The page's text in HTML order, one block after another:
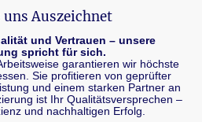
uns Auszeichnet
und Vertrauen – unsere
spricht für sich.
garantieren wir höchste
Sie profitieren von geprüfter
und einem starken Partner an
ist Ihr Qualitätsversprechen –
und nachhaltigen Erfolg.